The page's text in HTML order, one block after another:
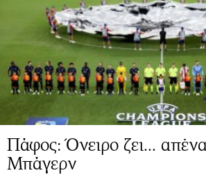
Πάφος: Όνειρο ζει...
Μπάγερν